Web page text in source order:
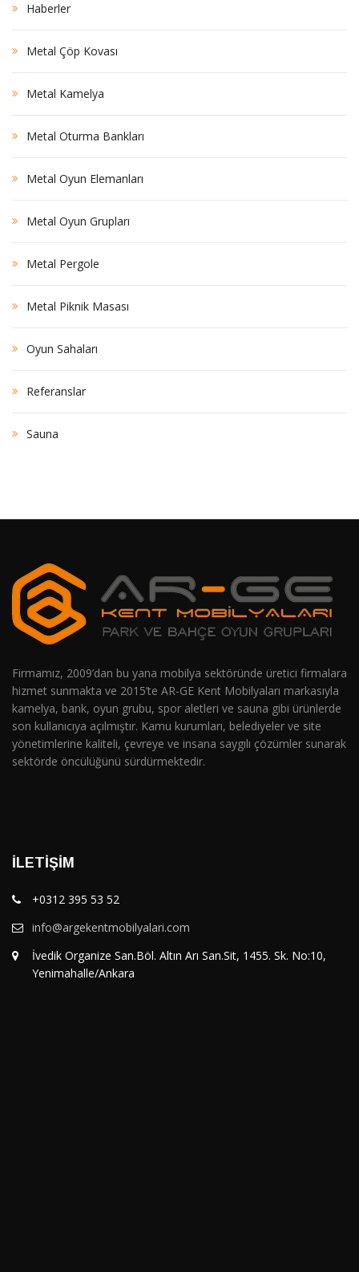
Haberler
Metal Çöp Kovası
Metal Kamelya
Metal Oturma Bankları
Metal Oyun Elemanları
Metal Oyun Grupları
Metal Pergole
Metal Piknik Masası
Oyun Sahaları
Referanslar
Sauna
Firmamız, 2009’dan bu yana mobilya sektöründe üretici firmalara
hizmet sunmakta ve 2015’te AR-GE Kent Mobilyaları markasıyla
kamelya, bank, oyun grubu, spor aletleri ve sauna gibi ürünlerde
son kullanıcıya açılmıştır. Kamu kurumları, belediyeler ve site
yönetimlerine kaliteli, çevreye ve insana saygılı çözümler sunarak
sektörde öncülüğünü sürdürmektedir.
İLETIŞIM
+0312 395 53 52
info@argekentmobilyalari.com
İvedik Organize San.Böl. Altın Arı San.Sit, 1455. Sk. No:10,
Yenimahalle/Ankara